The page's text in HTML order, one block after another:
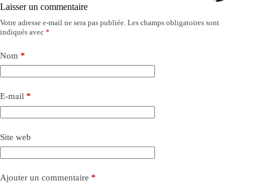
Laisser un commentaire
Votre adresse e-mail ne sera pas publiée. Les champs obligatoires sont
indiqués avec *
Nom *
E-mail *
Site web
Ajouter un commentaire *